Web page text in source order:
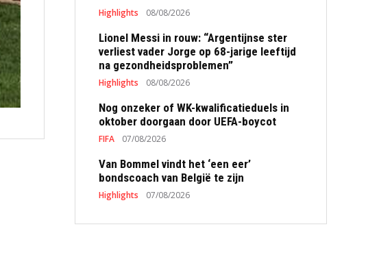
Highlights 08/08/2026
Lionel Messi in rouw: “Argentijnse ster
verliest vader Jorge op 68-jarige leeftijd
na gezondheidsproblemen”
Highlights 08/08/2026
Nog onzeker of WK-kwalificatieduels in
oktober doorgaan door UEFA-boycot
FIFA 07/08/2026
Van Bommel vindt het ‘een eer’
bondscoach van België te zijn
Highlights 07/08/2026